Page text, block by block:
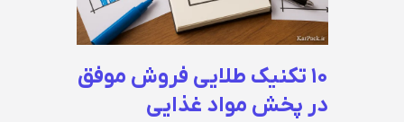
۱۰ تکنیک طلایی فروش موفق
در پخش مواد غذایی